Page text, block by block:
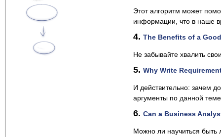
Этот алгоритм может
информации, что в наше
4. The Benefits of a
Не забывайте хвалить
5. Why Write
И действительно: зачем
аргументы по данной
6. Can a Business
Можно ли научиться быть